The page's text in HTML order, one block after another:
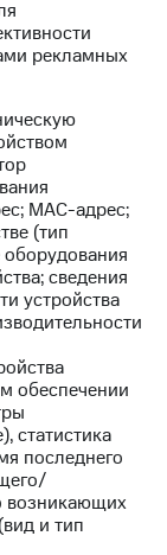
рекламных
MAC-адрес;
(тип
сведения
устройства
обеспечении
статистика
последнего
возникающих
и тип